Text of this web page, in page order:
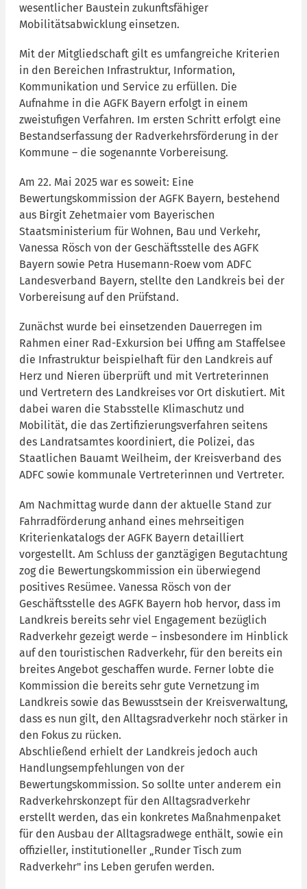
wesentlicher Baustein zukunftsfähiger
Mobilitätsabwicklung einsetzen.
Mit der Mitgliedschaft gilt es umfangreiche Kriterien
in den Bereichen Infrastruktur, Information,
Kommunikation und Service zu erfüllen. Die
Aufnahme in die AGFK Bayern erfolgt in einem
zweistufigen Verfahren. Im ersten Schritt erfolgt eine
Bestandserfassung der Radverkehrsförderung in der
Kommune – die sogenannte Vorbereisung.
Am 22. Mai 2025 war es soweit: Eine
Bewertungskommission der AGFK Bayern, bestehend
aus Birgit Zehetmaier vom Bayerischen
Staatsministerium für Wohnen, Bau und Verkehr,
Vanessa Rösch von der Geschäftsstelle des AGFK
Bayern sowie Petra Husemann-Roew vom ADFC
Landesverband Bayern, stellte den Landkreis bei der
Vorbereisung auf den Prüfstand.
Zunächst wurde bei einsetzenden Dauerregen im
Rahmen einer Rad-Exkursion bei Uffing am Staffelsee
die Infrastruktur beispielhaft für den Landkreis auf
Herz und Nieren überprüft und mit Vertreterinnen
und Vertretern des Landkreises vor Ort diskutiert. Mit
dabei waren die Stabsstelle Klimaschutz und
Mobilität, die das Zertifizierungsverfahren seitens
des Landratsamtes koordiniert, die Polizei, das
Staatlichen Bauamt Weilheim, der Kreisverband des
ADFC sowie kommunale Vertreterinnen und Vertreter.
Am Nachmittag wurde dann der aktuelle Stand zur
Fahrradförderung anhand eines mehrseitigen
Kriterienkatalogs der AGFK Bayern detailliert
vorgestellt. Am Schluss der ganztägigen Begutachtung
zog die Bewertungskommission ein überwiegend
positives Resümee. Vanessa Rösch von der
Geschäftsstelle des AGFK Bayern hob hervor, dass im
Landkreis bereits sehr viel Engagement bezüglich
Radverkehr gezeigt werde – insbesondere im Hinblick
auf den touristischen Radverkehr, für den bereits ein
breites Angebot geschaffen wurde. Ferner lobte die
Kommission die bereits sehr gute Vernetzung im
Landkreis sowie das Bewusstsein der Kreisverwaltung,
dass es nun gilt, den Alltagsradverkehr noch stärker in
den Fokus zu rücken.
Abschließend erhielt der Landkreis jedoch auch
Handlungsempfehlungen von der
Bewertungskommission. So sollte unter anderem ein
Radverkehrskonzept für den Alltagsradverkehr
erstellt werden, das ein konkretes Maßnahmenpaket
für den Ausbau der Alltagsradwege enthält, sowie ein
offizieller, institutioneller „Runder Tisch zum
Radverkehr" ins Leben gerufen werden.